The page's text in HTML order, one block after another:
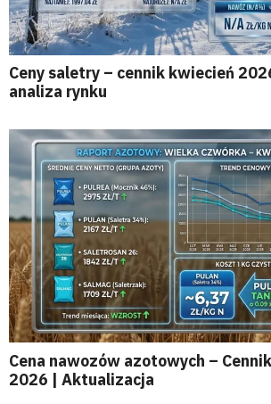
Ceny saletry – cennik kwiecień
analiza rynku
Cena nawozów azotowych –
2026 | Aktualizacja